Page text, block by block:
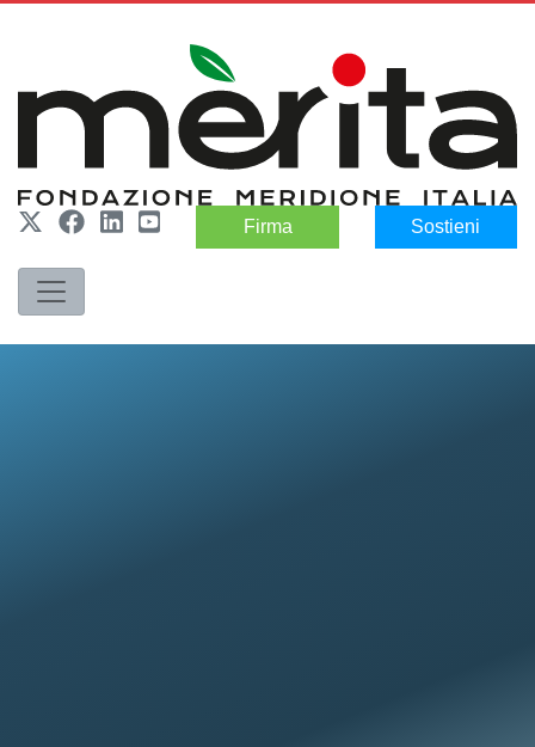
Firma Sostieni